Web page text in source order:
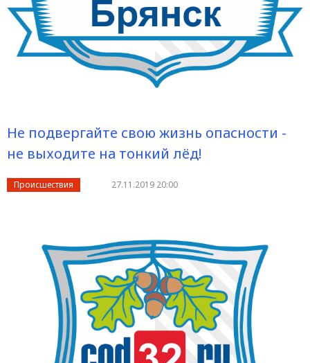
Не подвергайте свою жизнь опасности -
не выходите на тонкий лёд!
Происшествия 27.11.2019 20:00